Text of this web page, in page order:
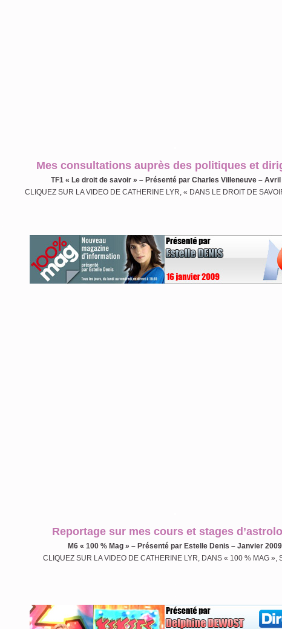
Mes consultations auprès des politiques et
TF1 « Le droit de savoir » – Présenté par Charles Villeneuve – Avril
CLIQUEZ SUR LA VIDEO DE CATHERINE LYR, « DANS LE DROIT DE
Reportage sur mes cours et stages
M6 « 100 % Mag » – Présenté par Estelle Denis – Janvier 2009
CLIQUEZ SUR LA VIDEO DE CATHERINE LYR, DANS « 100 % MAG »,